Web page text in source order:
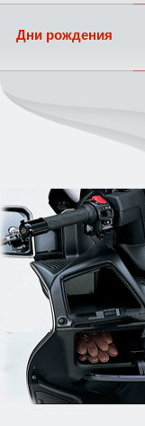
Дни рождения